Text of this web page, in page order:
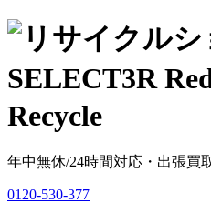
年中無休/24時間対応・出張買
0120-530-377